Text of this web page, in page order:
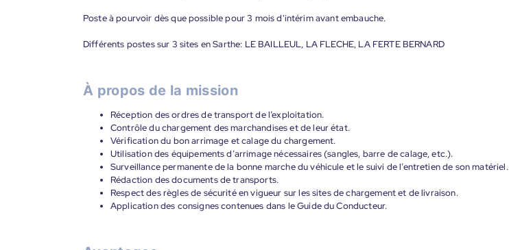
Poste à pourvoir dès que possible pour 3 mois d'intérim avant embauche.
Différents postes sur 3 sites en Sarthe: LE BAILLEUL, LA FLECHE, LA FERTE BERNARD
À propos de la mission
Réception des ordres de transport de l’exploitation.
Contrôle du chargement des marchandises et de leur état.
Vérification du bon arrimage et calage du chargement.
Utilisation des équipements d’arrimage nécessaires (sangles, barre de calage, etc.).
Surveillance permanente de la bonne marche du véhicule et le suivi de l’entretien de son matériel.
Rédaction des documents de transports.
Respect des règles de sécurité en vigueur sur les sites de chargement et de livraison.
Application des consignes contenues dans le Guide du Conducteur.